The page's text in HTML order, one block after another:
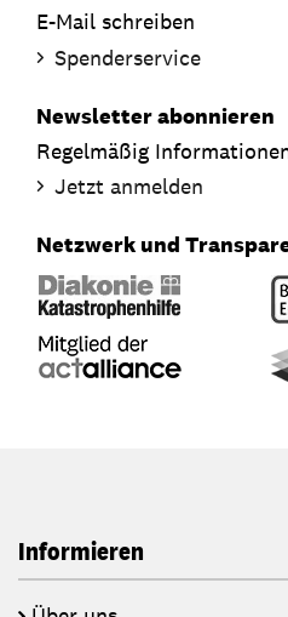
E-Mail schreiben
Spenderservice
Newsletter abonnieren
Regelmäßig
Jetzt anmelden
Netzwerk und
Informieren